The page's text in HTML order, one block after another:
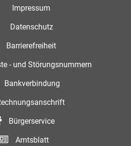
Impressum
Datenschutz
Barrierefreiheit
- und Störungsnummern
Bankverbindung
Bürgerservice
Amtsblatt